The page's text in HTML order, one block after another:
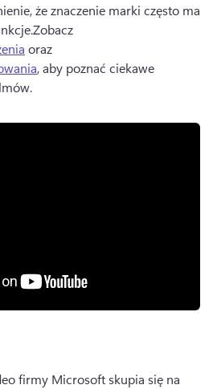
że znaczenie marki często ma
Zobacz
oraz
, aby poznać ciekawe
firmy Microsoft skupia się na